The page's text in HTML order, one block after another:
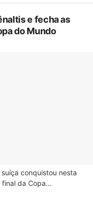
e fecha as
do Mundo
conquistou nesta
da Copa...